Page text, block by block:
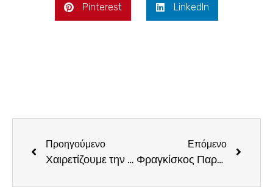
Pinterest LinkedIn
Προηγούμενο
Χαιρετίζουμε την πρόθεση του κ. Αυγενάκη, για τη χρηματοδότηση του Φράγματος Λαδούκου, ελπίζουμε, όμως, στα ανάλογα αποτελέσματα
Επόμενο
Φραγκίσκος Παρασύρης: να αποκατασταθούν οι αδικίες για τους αγρότες του Ηρακλείου, ύστερα από τις μειωμένες πληρωμές και άμεση ενημέρωση για τη νέα ΚΑΠ